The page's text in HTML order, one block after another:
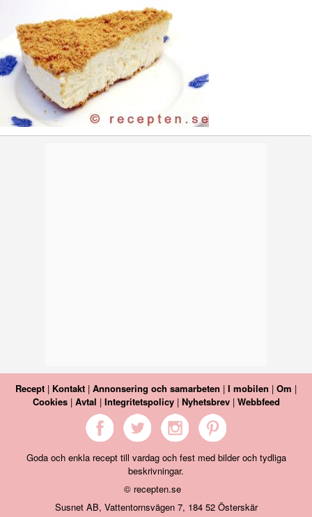
Recept | Kontakt | Annonsering och samarbeten | I mobilen | Om |
Cookies| Avtal | Integritetspolicy| Nyhetsbrev| Webbfeed
Goda och enkla recept till vardag och fest med bilder och tydliga
beskrivningar.
© recepten.se
Susnet AB, Vattentornsvägen 7, 184 52 Österskär